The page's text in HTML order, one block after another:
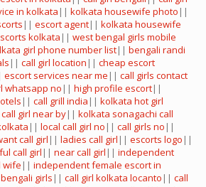
in kolkata || kolkata housewife photo ||
|| escort agent|| kolkata housewife
kolkata || west bengal girls mobile
girl phone number list|| bengali randi
|| call girl location || cheap escort
escort services near me || call girls contact
whatsapp no || high profile escort||
|| call grill india || kolkata hot girl
call girl near by|| kolkata sonagachi call
|| local call girl no || call girls no ||
call girl || ladies call girl || escorts logo ||
call girl || near call girl || independent
wife || independent female escort in
girls || call girl kolkata locanto || call